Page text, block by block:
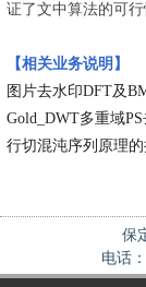
证了文中算法的可行
【相关业务说明】
图片去水印DFT及
Gold_DWT多重域
行切混沌序列原理
保
电话：